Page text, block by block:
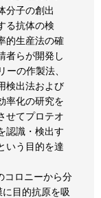
分子の創出
る抗体の検
的生産法の確
者らが開発し
の作製法、
検出法および
率化の研究を
せてプロテオ
認識・検出す
いう目的を達
コロニーから分
目的抗原を吸